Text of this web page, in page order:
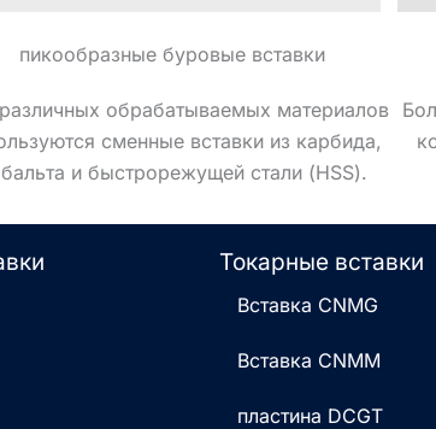
пикообразные буровые вставки
обрабатываемых материалов
сменные вставки из карбида,
и быстрорежущей стали (HSS).
Токарные вставки
Вставка CNMG
Вставка CNMM
пластина DCGT